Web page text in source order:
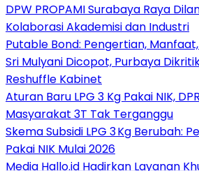
DPW PROPAMI Surabaya Raya
Kolaborasi Akademisi dan Industri
Putable Bond: Pengertian,
Sri Mulyani Dicopot, Purbaya
Reshuffle Kabinet
Aturan Baru LPG 3 Kg Pakai NIK,
Masyarakat 3T Tak Terganggu
Skema Subsidi LPG 3 Kg Berubah:
Pakai NIK Mulai 2026
Media Hallo.id Hadirkan Layanan